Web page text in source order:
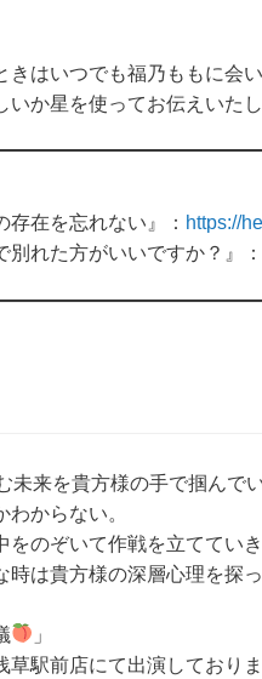
はいつでも福乃ももに会
いか星を使ってお伝えいた
存在を忘れない』： https://
れた方がいいですか？』：
未来を貴方様の手で掴んで
からない。
のぞいて作戦を立てていき
は貴方様の深層心理を探っ
」
草駅前店にて出演しており